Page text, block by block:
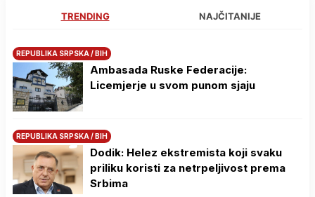
TRENDING NAJČITANIJE
REPUBLIKA SRPSKA / BIH
Ambasada Ruske Federacije:
Licemjerje u svom punom sjaju
REPUBLIKA SRPSKA / BIH
Dodik: Helez ekstremista koji svaku
priliku koristi za netrpeljivost prema
Srbima